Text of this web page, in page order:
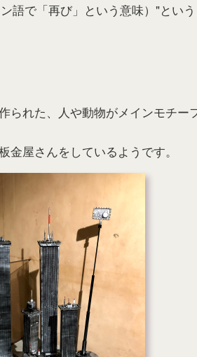
語で「再び」という意味）"とい
られた、人や動物がメインモチー
屋さんをしているようです。